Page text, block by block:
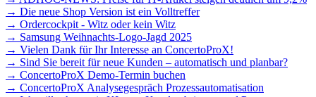
→ Die neue Shop Version ist ein Volltreffer
→ Ordercockpit - Witz oder kein Witz
→ Samsung Weihnachts-Logo-Jagd 2025
→ Vielen Dank für Ihr Interesse an ConcertoProX!
→ Sind Sie bereit für neue Kunden – automatisch und planbar?
→ ConcertoProX Demo-Termin buchen
→ ConcertoProX Analysegespräch Prozessautomatisation